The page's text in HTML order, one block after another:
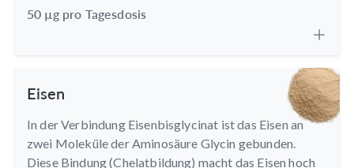
50 µg pro Tagesdosis
Eisen
In der Verbindung Eisenbisglycinat ist das Eisen an
zwei Moleküle der Aminosäure Glycin gebunden.
Diese Bindung (Chelatbildung) macht das Eisen hoch